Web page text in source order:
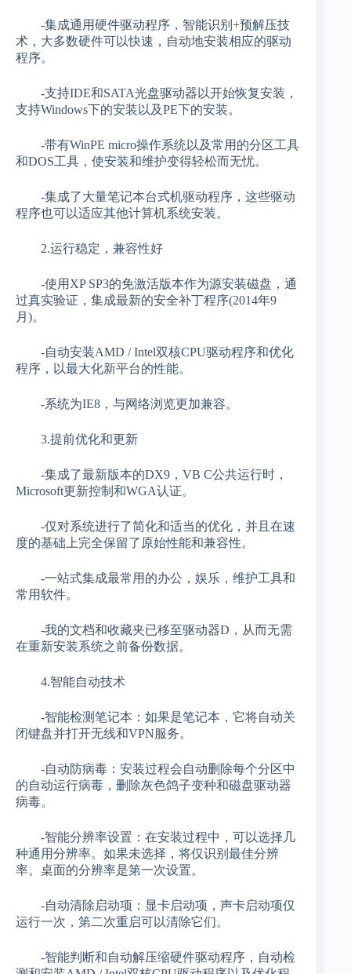
-集成通用硬件驱动程序，智能识别+预解压技
术，大多数硬件可以快速，自动地安装相应的驱动
程序。
-支持IDE和SATA光盘驱动器以开始恢复安装，
支持Windows下的安装以及PE下的安装。
-带有WinPE micro操作系统以及常用的分区工具
和DOS工具，使安装和维护变得轻松而无忧。
-集成了大量笔记本台式机驱动程序，这些驱动
程序也可以适应其他计算机系统安装。
2.运行稳定，兼容性好
-使用XP SP3的免激活版本作为源安装磁盘，通
过真实验证，集成最新的安全补丁程序(2014年9
月)。
-自动安装AMD / Intel双核CPU驱动程序和优化
程序，以最大化新平台的性能。
-系统为IE8，与网络浏览更加兼容。
3.提前优化和更新
-集成了最新版本的DX9，VB C公共运行时，
Microsoft更新控制和WGA认证。
-仅对系统进行了简化和适当的优化，并且在速
度的基础上完全保留了原始性能和兼容性。
-一站式集成最常用的办公，娱乐，维护工具和
常用软件。
-我的文档和收藏夹已移至驱动器D，从而无需
在重新安装系统之前备份数据。
4.智能自动技术
-智能检测笔记本：如果是笔记本，它将自动关
闭键盘并打开无线和VPN服务。
-自动防病毒：安装过程会自动删除每个分区中
的自动运行病毒，删除灰色鸽子变种和磁盘驱动器
病毒。
-智能分辨率设置：在安装过程中，可以选择几
种通用分辨率。如果未选择，将仅识别最佳分辨
率。桌面的分辨率是第一次设置。
-自动清除启动项：显卡启动项，声卡启动项仅
运行一次，第二次重启可以清除它们。
-智能判断和自动解压缩硬件驱动程序，自动检